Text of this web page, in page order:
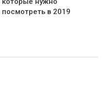
посмотреть в 2019